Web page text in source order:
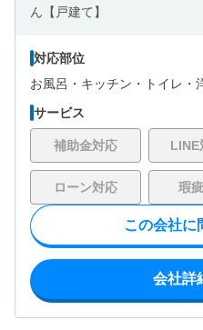
対応部位
お風呂・ キッチン・ トイレ・
サービス
補助金対応 LINE
ローン対応 瑕
この会社に
会社詳